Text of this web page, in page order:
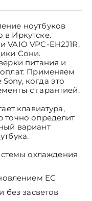
ноутбуков
Иркутске.
VPC-EH2J1R,
Сони.
питания и
Применяем
когда это
с гарантией.
клавиатура,
точно определит
вариант
охлаждения
EC
без засветов